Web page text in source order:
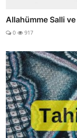
Allahümme Salli
0 917